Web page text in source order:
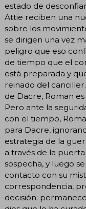
estado de
Attie reciben una
sobre los
se dirigen una vez
peligro que eso
de tiempo que el
está preparada y
reinado del
de Dacre, Roman
Pero ante la
con el tiempo,
para Dacre,
estrategia de la
a través de la
sospecha, y luego
contacto con su
correspondencia,
decisión: